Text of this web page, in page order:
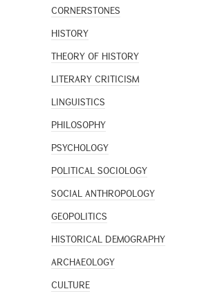
CORNERSTONES
HISTORY
THEORY OF HISTORY
LITERARY CRITICISM
LINGUISTICS
PHILOSOPHY
PSYCHOLOGY
POLITICAL SOCIOLOGY
SOCIAL ANTHROPOLOGY
GEOPOLITICS
HISTORICAL DEMOGRAPHY
ARCHAEOLOGY
CULTURE